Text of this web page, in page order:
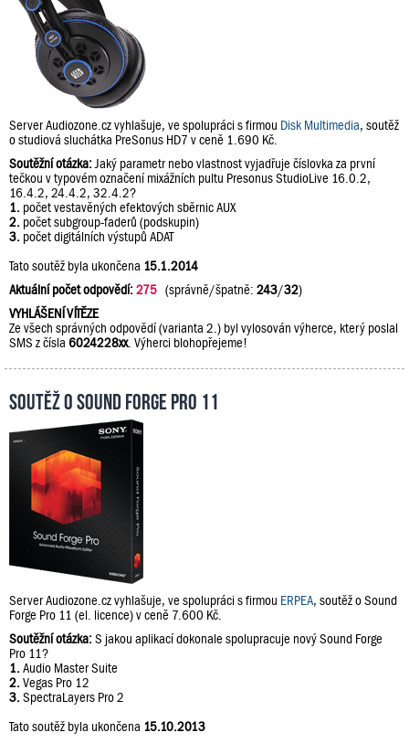
Server Audiozone.cz vyhlašuje, ve spolupráci s firmou Disk Multimedia, soutěž
o studiová sluchátka PreSonus HD7 v ceně 1.690 Kč.
Soutěžní otázka: Jaký parametr nebo vlastnost vyjadřuje číslovka za první
tečkou v typovém označení mixážních pultu Presonus StudioLive 16.0.2,
16.4.2, 24.4.2, 32.4.2?
1. počet vestavěných efektových sběrnic AUX
2. počet subgroup-faderů (podskupin)
3. počet digitálních výstupů ADAT
Tato soutěž byla ukončena 15.1.2014
Aktuální počet odpovědí:275 (správně/špatně: 243/32)
VYHLÁŠENÍ VÍTĚZE
Ze všech správných odpovědí (varianta 2.) byl vylosován výherce, který poslal
SMS z čísla 6024228xx. Výherci blohopřejeme!
Soutěž o Sound Forge Pro 11
Server Audiozone.cz vyhlašuje, ve spolupráci s firmou ERPEA, soutěž o Sound
Forge Pro 11 (el. licence) v ceně 7.600 Kč.
Soutěžní otázka:S jakou aplikací dokonale spolupracuje nový Sound Forge
Pro 11?
1.Audio Master Suite
2.Vegas Pro 12
3.SpectraLayers Pro 2
Tato soutěž byla ukončena 15.10.2013